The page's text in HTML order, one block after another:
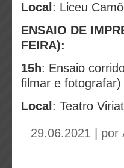
Local : Liceu
ENSAIO DE
FEIRA):
15h: Ensaio
filmar e fotografar)
Local : Teatro
29.06.2021 | por